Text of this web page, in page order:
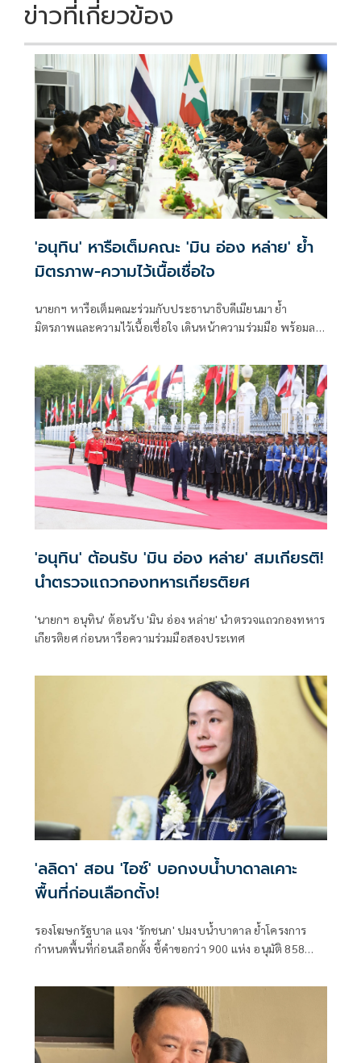
ข่าวที่เกี่ยวข้อง
'อนุทิน' หารือเต็มคณะ 'มิน อ่อง หล่าย' ย้ำ
มิตรภาพ-ความไว้เนื้อเชื่อใจ
นายกฯ หารือเต็มคณะร่วมกับประธานาธิบดีเมียนมา ย้ำ
มิตรภาพและความไว้เนื้อเชื่อใจ เดินหน้าความร่วมมือ พร้อมลง
คุณภาพน้ำ -เทคโนโลยีอวกาศ
'อนุทิน' ต้อนรับ 'มิน อ่อง หล่าย' สมเกียรติ!
นำตรวจแถวกองทหารเกียรติยศ
'นายกฯ อนุทิน' ต้อนรับ 'มิน อ่อง หล่าย' นำตรวจแถวกองทหาร
เกียรติยศ ก่อนหารือความร่วมมือสองประเทศ
'ลลิดา' สอน 'ไอซ์' บอกงบน้ำบาดาลเคาะ
พื้นที่ก่อนเลือกตั้ง!
รองโฆษกรัฐบาล แจง 'รักชนก' ปมงบน้ำบาดาล ย้ำโครงการ
กำหนดพื้นที่ก่อนเลือกตั้ง ชี้คำขอกว่า 900 แห่ง อนุมัติ 858